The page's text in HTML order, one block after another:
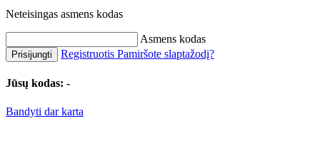
Neteisingas asmens kodas
Asmens kodas
Prisijungti Registruotis Pamiršote slaptažodį?
Jūsų kodas: -
Bandyti dar karta